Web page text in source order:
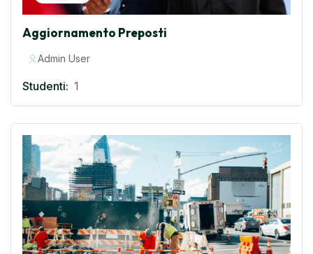
Aggiornamento Preposti
Admin User
Studenti: 1